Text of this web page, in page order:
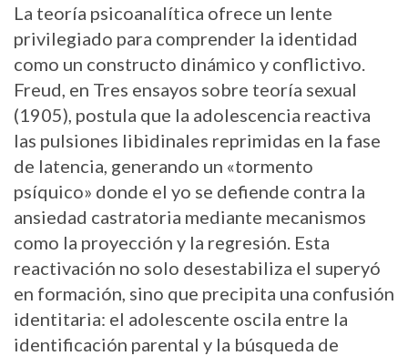
La teoría psicoanalítica ofrece un lente
privilegiado para comprender la identidad
como un constructo dinámico y conflictivo.
Freud, en Tres ensayos sobre teoría sexual
(1905), postula que la adolescencia reactiva
las pulsiones libidinales reprimidas en la fase
de latencia, generando un «tormento
psíquico» donde el yo se defiende contra la
ansiedad castratoria mediante mecanismos
como la proyección y la regresión. Esta
reactivación no solo desestabiliza el superyó
en formación, sino que precipita una confusión
identitaria: el adolescente oscila entre la
identificación parental y la búsqueda de